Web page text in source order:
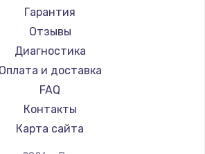
Заказать
/ подключение / демонтаж
1300 руб.
Заказать
Shorner
Joyor
Bork
Segway
KIRIN
Гарантия
Отзывы
Диагностика
Оплата и доставка
FAQ
Контакты
Карта сайта